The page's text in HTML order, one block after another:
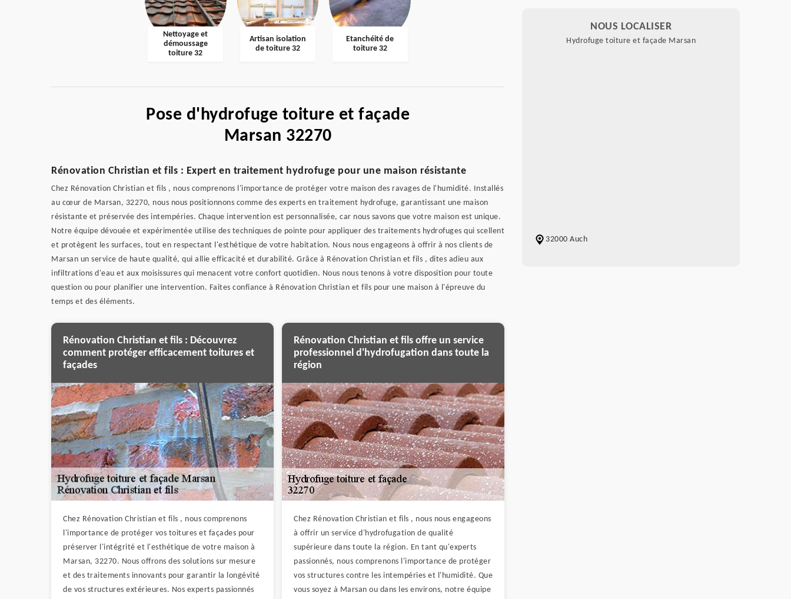
Nettoyage et
démoussage
toiture 32
Artisan isolation
de toiture 32
Etanchéité de
toiture 32
Pose d'hydrofuge toiture et façade
Marsan 32270
Rénovation Christian et fils : Expert en traitement hydrofuge pour une maison résistante
Chez Rénovation Christian et fils , nous comprenons l'importance de protéger votre maison des ravages de l'humidité. Installés
au cœur de Marsan, 32270, nous nous positionnons comme des experts en traitement hydrofuge, garantissant une maison
résistante et préservée des intempéries. Chaque intervention est personnalisée, car nous savons que votre maison est unique.
Notre équipe dévouée et expérimentée utilise des techniques de pointe pour appliquer des traitements hydrofuges qui scellent
et protègent les surfaces, tout en respectant l'esthétique de votre habitation. Nous nous engageons à offrir à nos clients de
Marsan un service de haute qualité, qui allie efficacité et durabilité. Grâce à Rénovation Christian et fils , dites adieu aux
infiltrations d'eau et aux moisissures qui menacent votre confort quotidien. Nous nous tenons à votre disposition pour toute
question ou pour planifier une intervention. Faites confiance à Rénovation Christian et fils pour une maison à l'épreuve du
temps et des éléments.
Rénovation Christian et fils : Découvrez
comment protéger efficacement toitures et
façades
Chez Rénovation Christian et fils , nous comprenons
l'importance de protéger vos toitures et façades pour
préserver l'intégrité et l'esthétique de votre maison à
Marsan, 32270. Nous offrons des solutions sur mesure
et des traitements innovants pour garantir la longévité
de vos structures extérieures. Nos experts passionnés
Rénovation Christian et fils offre un service
professionnel d'hydrofugation dans toute la
région
Chez Rénovation Christian et fils , nous nous engageons
à offrir un service d'hydrofugation de qualité
supérieure dans toute la région. En tant qu'experts
passionnés, nous comprenons l'importance de protéger
vos structures contre les intempéries et l'humidité. Que
vous soyez à Marsan ou dans les environs, notre équipe
NOUS LOCALISER
Hydrofuge toiture et façade Marsan
32000 Auch